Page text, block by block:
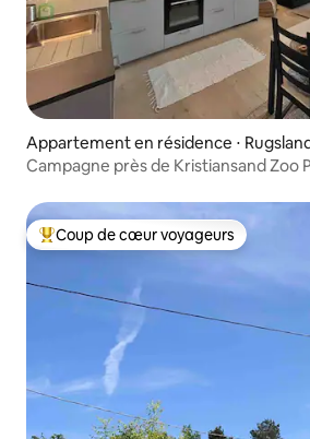
Appartement en résidence ⋅
Campagne près de Kristiansand Zoo
Coups de cœur voyageurs les plus
Coup de cœur voyageurs